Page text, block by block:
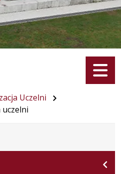
Menu
Uczelni
uczelni